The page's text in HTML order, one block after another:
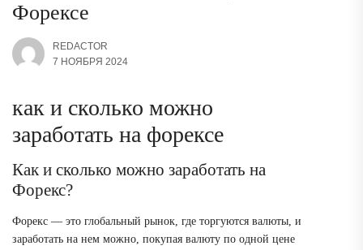
Форексе
REDACTOR
7 НОЯБРЯ 2024
как и сколько можно
заработать на форексе
Как и сколько можно заработать на
Форекс?
Форекс — это глобальный рынок, где торгуются валюты, и
заработать на нем можно, покупая валюту по одной цене